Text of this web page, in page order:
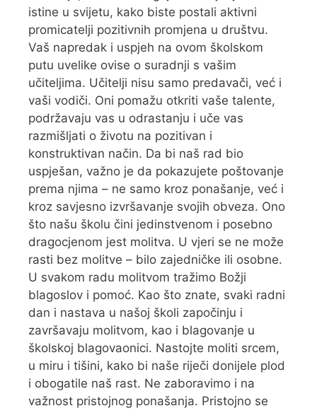
istine u svijetu, kako biste postali aktivni
promicatelji pozitivnih promjena u društvu.
Vaš napredak i uspjeh na ovom školskom
putu uvelike ovise o suradnji s vašim
učiteljima. Učitelji nisu samo predavači, već i
vaši vodiči. Oni pomažu otkriti vaše talente,
podržavaju vas u odrastanju i uče vas
razmišljati o životu na pozitivan i
konstruktivan način. Da bi naš rad bio
uspješan, važno je da pokazujete poštovanje
prema njima – ne samo kroz ponašanje, već i
kroz savjesno izvršavanje svojih obveza. Ono
što našu školu čini jedinstvenom i posebno
dragocjenom jest molitva. U vjeri se ne može
rasti bez molitve – bilo zajedničke ili osobne.
U svakom radu molitvom tražimo Božji
blagoslov i pomoć. Kao što znate, svaki radni
dan i nastava u našoj školi započinju i
završavaju molitvom, kao i blagovanje u
školskoj blagovaonici. Nastojte moliti srcem,
u miru i tišini, kako bi naše riječi donijele plod
i obogatile naš rast. Ne zaboravimo i na
važnost pristojnog ponašanja. Pristojno se